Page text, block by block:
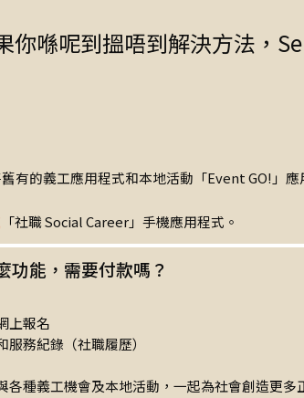
喺呢到搵唔到解決方法，
有的義工應用程式和本地活動「Event GO!」
「社職 Social Career」手機應用程式。
功能，需要付款嗎？
上報名
務紀錄（社職履歷）
種義工機會及本地活動，一起為社會創造更多